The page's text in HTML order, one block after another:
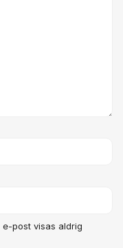
e-post visas aldrig